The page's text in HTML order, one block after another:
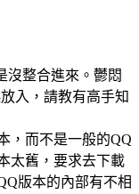
沒整合進來。鬱悶
入，請教有高手知
，而不是一般的QQ
太舊，要求去下載
版本的內部有不相